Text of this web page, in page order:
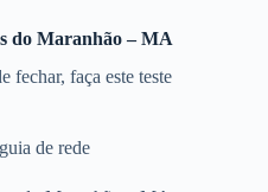
do Maranhão – MA
fechar, faça este teste
de rede